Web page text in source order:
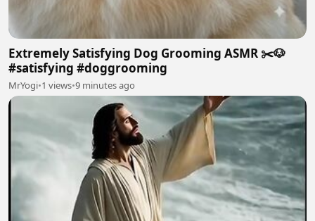
Extremely Satisfying Dog Grooming ASMR ✂️🐶
#satisfying #doggrooming
MrYogi•1 views•9 minutes ago